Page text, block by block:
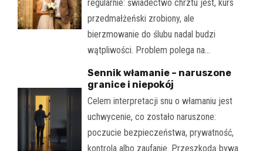
regularnie: świadectwo chrztu jest, kurs
przedmałżeński zrobiony, ale
bierzmowanie do ślubu nadal budzi
wątpliwości. Problem polega na…
Sennik włamanie – naruszone
granice i niepokój
Celem interpretacji snu o włamaniu jest
uchwycenie, co zostało naruszone:
poczucie bezpieczeństwa, prywatność,
kontrola albo zaufanie. Przeszkodą bywa